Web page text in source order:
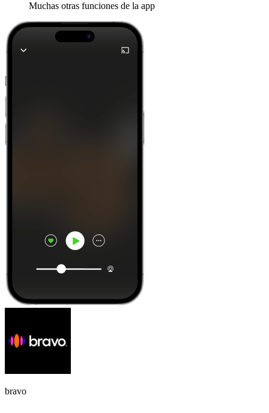
Muchas otras funciones de la app
bravo